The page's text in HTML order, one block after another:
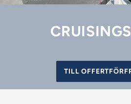
TILL